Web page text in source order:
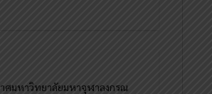
ศมหาวิทยาลัยมหาจุฬาลงกรณ